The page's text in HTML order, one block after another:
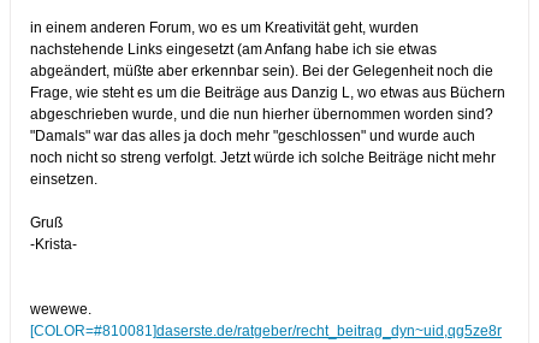
in einem anderen Forum, wo es um Kreativität geht, wurden
nachstehende Links eingesetzt (am Anfang habe ich sie etwas
abgeändert, müßte aber erkennbar sein). Bei der Gelegenheit noch die
Frage, wie steht es um die Beiträge aus Danzig L, wo etwas aus Büchern
abgeschrieben wurde, und die nun hierher übernommen worden sind?
"Damals" war das alles ja doch mehr "geschlossen" und wurde auch
noch nicht so streng verfolgt. Jetzt würde ich solche Beiträge nicht mehr
einsetzen.
Gruß
-Krista-
wewewe.
[COLOR=#810081]daserste.de/ratgeber/recht_beitrag_dyn~uid,qg5ze8r